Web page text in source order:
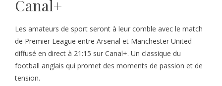
Canal+
Les amateurs de sport seront à leur comble avec le match
de Premier League entre Arsenal et Manchester United
diffusé en direct à 21:15 sur Canal+. Un classique du
football anglais qui promet des moments de passion et de
tension.